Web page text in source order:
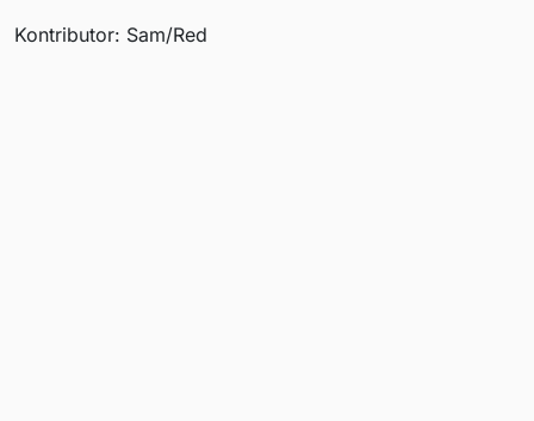
Kontributor: Sam/Red